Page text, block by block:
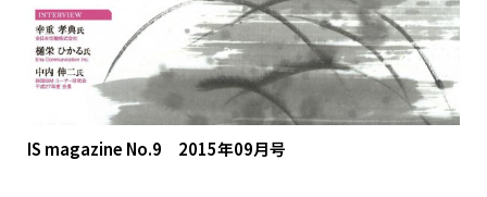
IS magazine No.9 2015年09月号